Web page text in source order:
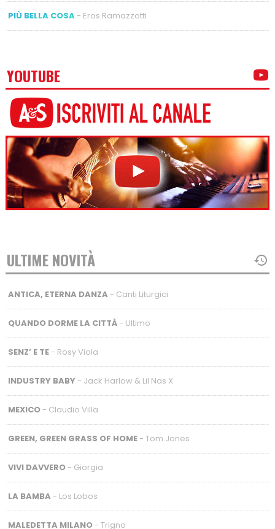
PIÙ BELLA COSA- Eros Ramazzotti
YOUTUBE
ULTIME NOVITÀ
ANTICA, ETERNA DANZA - Canti Liturgici
QUANDO DORME LA CITTÀ- Ultimo
SENZ’ E TE- Rosy Viola
INDUSTRY BABY - Jack Harlow & Lil Nas X
MEXICO- Claudio Villa
GREEN, GREEN GRASS OF HOME- Tom Jones
VIVI DAVVERO- Giorgia
LA BAMBA - Los Lobos
MALEDETTA MILANO- Trigno